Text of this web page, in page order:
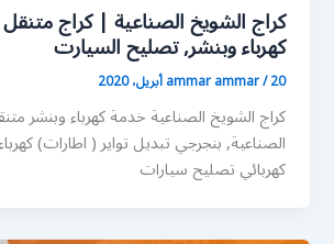
كهرباء وبنشر, تصليح السيارت
ammar ammar/20 أبريل، 2020
كراج الشويخ الصناعية خدمة كهرباء وبنشر
الصناعية, بنجرجي تبديل تواير ( اطارات)
كهربائي تصليح سيارات